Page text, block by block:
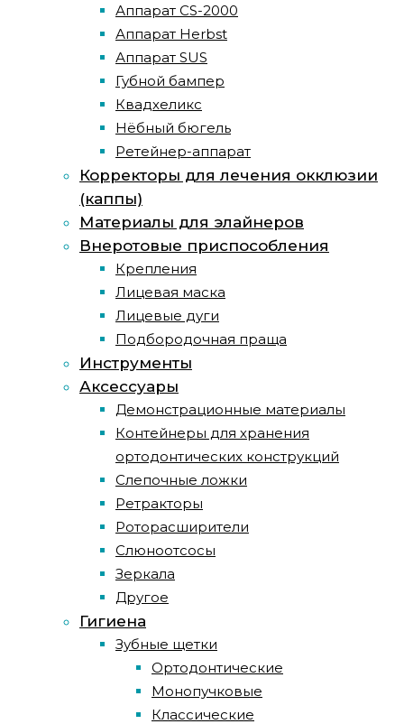
Аппарат CS-2000
Аппарат Herbst
Аппарат SUS
Губной бампер
Квадхеликс
Нёбный бюгель
Ретейнер-аппарат
Корректоры для лечения окклюзии
(каппы)
Материалы для элайнеров
Внеротовые приспособления
Крепления
Лицевая маска
Лицевые дуги
Подбородочная праща
Инструменты
Аксессуары
Демонстрационные материалы
Контейнеры для хранения
ортодонтических конструкций
Слепочные ложки
Ретракторы
Роторасширители
Слюноотсосы
Зеркала
Другое
Гигиена
Зубные щетки
Ортодонтические
Монопучковые
Классические